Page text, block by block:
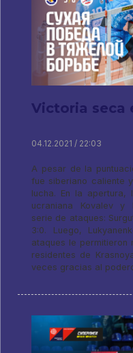
Victoria seca
04.12.2021 / 22:03
A pesar de la
fue siberiano caliente
lucha. En la apertura,
ucraniana Kovalev y
serie de ataques:
3:0. Luego,
ataques le permitieron
residentes de
veces gracias al